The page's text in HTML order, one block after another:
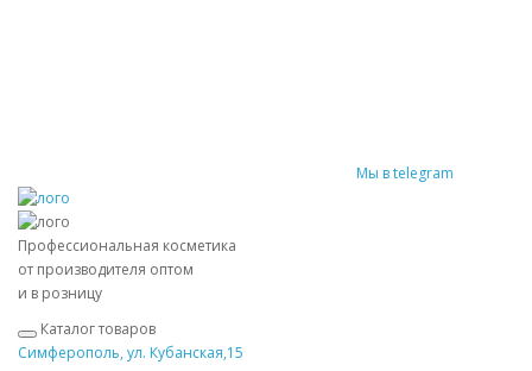
Мы в telegram
Профессиональная косметика
от производителя оптом
и в розницу
Каталог товаров
Симферополь, ул. Кубанская,15